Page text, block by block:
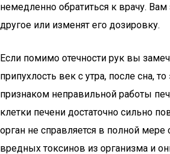
немедленно обратиться к врачу. Вам
другое или изменят его дозировку.
Если помимо отечности рук вы
припухлость век с утра, после сна,
признаком неправильной работы
клетки печени достаточно сильно
орган не справляется в полной
вредных токсинов из организма и